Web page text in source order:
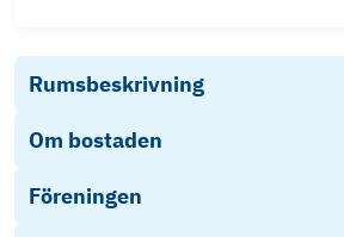
Rumsbeskrivning
Om bostaden
Föreningen